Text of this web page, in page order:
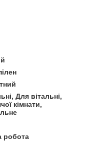
Для вітальні,
кімнати,
робота